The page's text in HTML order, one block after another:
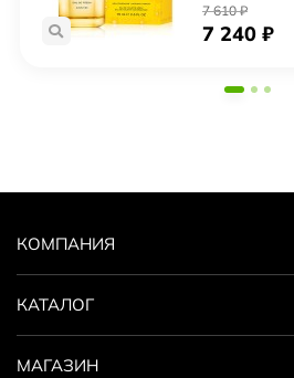
7 610₽
7 240 ₽
КОМПАНИЯ
КАТАЛОГ
МАГАЗИН